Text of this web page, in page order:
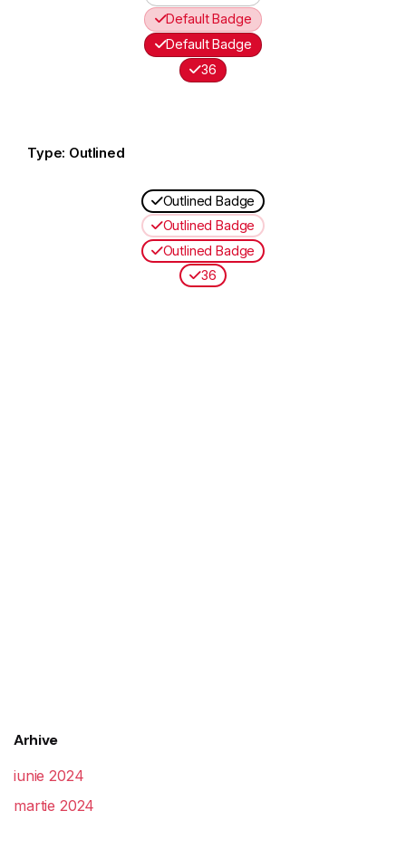
Arhive
iunie 2024
martie 2024
Default Badge
Default Badge
36
Type: Outlined
Outlined Badge
Outlined Badge
Outlined Badge
36